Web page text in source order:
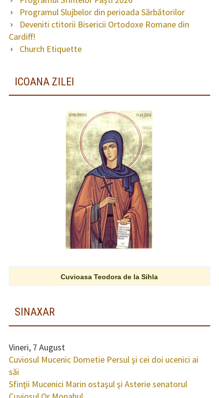
Programul Slujbelor din perioada Sărbătorilor
Deveniti ctitorii Bisericii Ortodoxe Romane din
Cardiff!
Church Etiquette
ICOANA ZILEI
Cuvioasa Teodora de la Sihla
SINAXAR
Vineri, 7 August
Cuviosul Mucenic Dometie Persul şi cei doi ucenici ai
săi
Sfinţii Mucenici Marin ostaşul şi Asterie senatorul